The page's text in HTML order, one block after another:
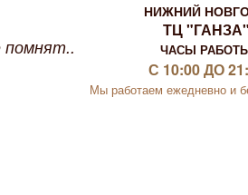
НИЖНИЙ
ТЦ "ГАНЗА"
ЧАСЫ
С 10:00 ДО
Мы работаем ежедневно и